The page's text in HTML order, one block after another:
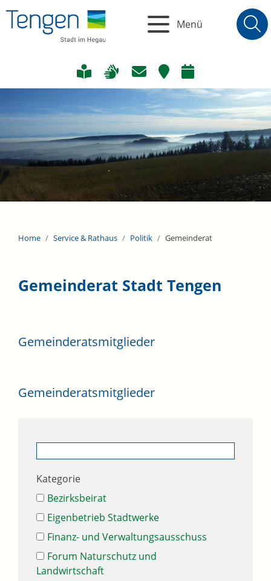
Menü
Home Service & Rathaus Politik Gemeinderat
Gemeinderat Stadt Tengen
Gemeinderatsmitglieder
Gemeinderatsmitglieder
Kategorie
Bezirksbeirat
Eigenbetrieb Stadtwerke
Finanz- und Verwaltungsausschuss
Forum Naturschutz und
Landwirtschaft